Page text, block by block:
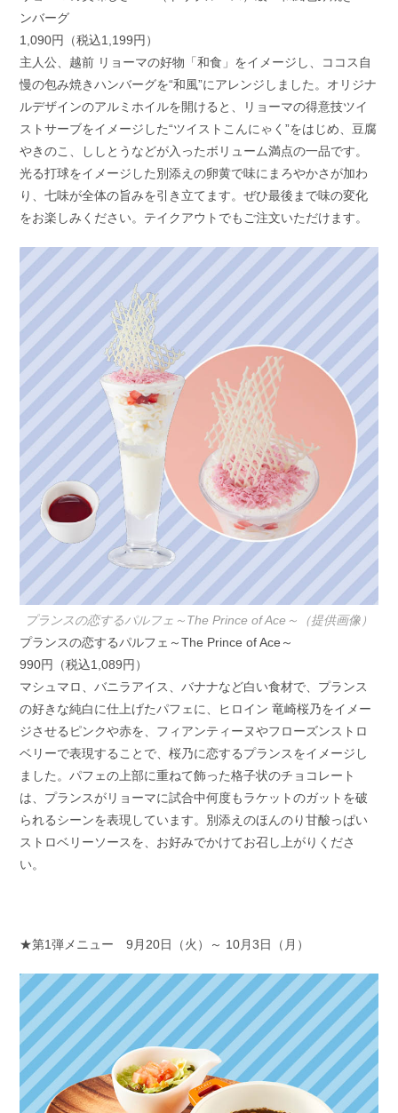
ンバーグ
1,090円（税込1,199円）
主人公、越前 リョーマの好物「和食」をイメージし、ココス自
慢の包み焼きハンバーグを“和風”にアレンジしました。オリジナ
ルデザインのアルミホイルを開けると、リョーマの得意技ツイ
ストサーブをイメージした“ツイストこんにゃく”をはじめ、豆腐
やきのこ、ししとうなどが入ったボリューム満点の一品です。
光る打球をイメージした別添えの卵黄で味にまろやかさが加わ
り、七味が全体の旨みを引き立てます。ぜひ最後まで味の変化
をお楽しみください。テイクアウトでもご注文いただけます。
プランスの恋するパルフェ～The Prince of Ace～（提供画像）
プランスの恋するパルフェ～The Prince of Ace～
990円（税込1,089円）
マシュマロ、バニラアイス、バナナなど白い食材で、プランス
の好きな純白に仕上げたパフェに、ヒロイン 竜崎桜乃をイメー
ジさせるピンクや赤を、フィアンティーヌやフローズンストロ
ベリーで表現することで、桜乃に恋するプランスをイメージし
ました。パフェの上部に重ねて飾った格子状のチョコレート
は、プランスがリョーマに試合中何度もラケットのガットを破
られるシーンを表現しています。別添えのほんのり甘酸っぱい
ストロベリーソースを、お好みでかけてお召し上がりくださ
い。
★第1弾メニュー 9月20日（火）～ 10月3日（月）